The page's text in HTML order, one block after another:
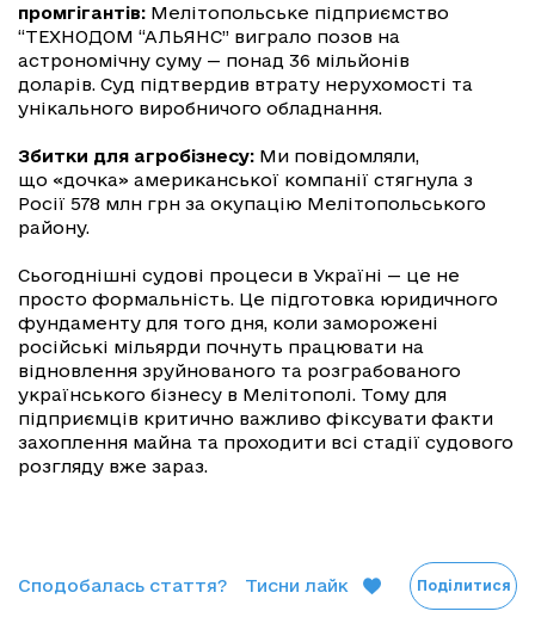
промгігантів: Мелітопольське підприємство
“ТЕХНОДОМ “АЛЬЯНС” виграло позов на
астрономічну суму — понад 36 мільйонів
доларів. Суд підтвердив втрату нерухомості та
унікального виробничого обладнання.
Збитки для агробізнесу: Ми повідомляли,
що «дочка» американської компанії стягнула з
Росії 578 млн грн за окупацію Мелітопольського
району.
Сьогоднішні судові процеси в Україні — це не
просто формальність. Це підготовка юридичного
фундаменту для того дня, коли заморожені
російські мільярди почнуть працювати на
відновлення зруйнованого та розграбованого
українського бізнесу в Мелітополі. Тому для
підприємців критично важливо фіксувати факти
захоплення майна та проходити всі стадії судового
розгляду вже зараз.
Сподобалась стаття? Тисни лайк Поділитися